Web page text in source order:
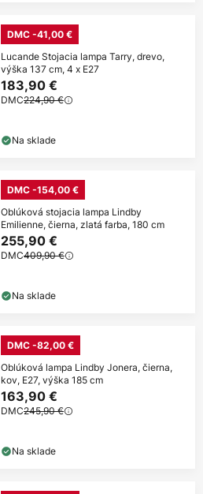
DMC -41,00 €
Lucande Stojacia lampa Tarry, drevo,
výška 137 cm, 4 x E27
183,90 €
DMC224,90 €
Na sklade
DMC -154,00 €
Oblúková stojacia lampa Lindby
Emilienne, čierna, zlatá farba, 180 cm
255,90 €
DMC409,90 €
Na sklade
DMC -82,00 €
Oblúková lampa Lindby Jonera, čierna,
kov, E27, výška 185 cm
163,90 €
DMC245,90 €
Na sklade